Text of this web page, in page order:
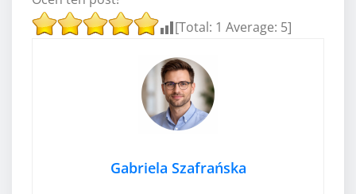
[Total: 1 Average: 5]
Gabriela Szafrańska